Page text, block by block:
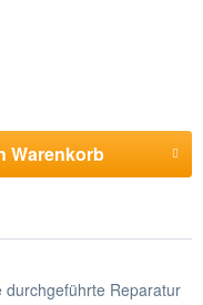
Warenkorb
durchgeführte Reparatur